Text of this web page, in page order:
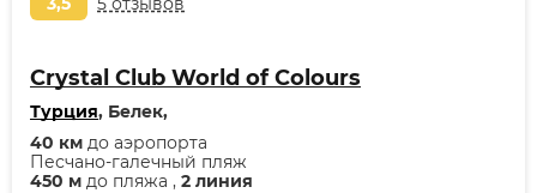
Crystal Club World of Colours
Турция, Белек,
450 м до пляжа , 2 линия
Песчано-галечный пляж
40 км до аэропорта